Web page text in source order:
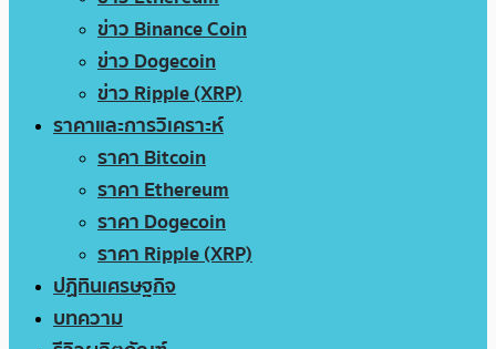
ข่าว Binance Coin
ข่าว Dogecoin
ข่าว Ripple (XRP)
ราคาและการวิเคราะห์
ราคา Bitcoin
ราคา Ethereum
ราคา Dogecoin
ราคา Ripple (XRP)
ปฏิทินเศรษฐกิจ
บทความ